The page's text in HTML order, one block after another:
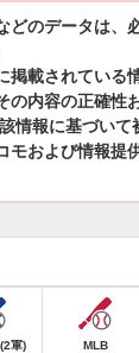
どのデータは、
掲載されている
の内容の正確性
情報に基づい
モおよび情報提
軍) MLB